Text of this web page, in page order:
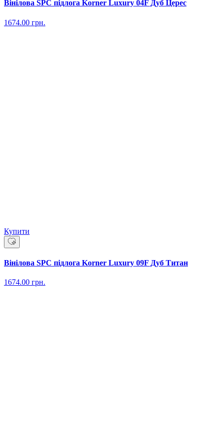
Вінілова SPC підлога Korner Luxury 04F Дуб Церес
1674.00 грн.
Купити
Вінілова SPC підлога Korner Luxury 09F Дуб Титан
1674.00 грн.